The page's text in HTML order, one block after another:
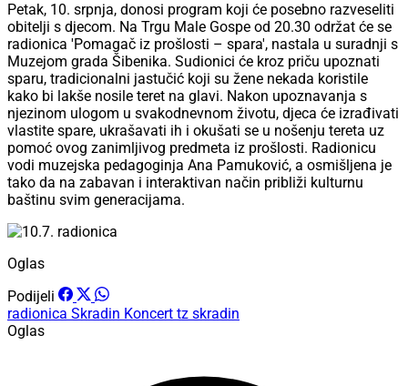
Petak, 10. srpnja, donosi program koji će posebno razveseliti
obitelji s djecom. Na Trgu Male Gospe od 20.30 održat će se
radionica 'Pomagač iz prošlosti – spara', nastala u suradnji s
Muzejom grada Šibenika. Sudionici će kroz priču upoznati
sparu, tradicionalni jastučić koji su žene nekada koristile
kako bi lakše nosile teret na glavi. Nakon upoznavanja s
njezinom ulogom u svakodnevnom životu, djeca će izrađivati
vlastite spare, ukrašavati ih i okušati se u nošenju tereta uz
pomoć ovog zanimljivog predmeta iz prošlosti. Radionicu
vodi muzejska pedagoginja Ana Pamuković, a osmišljena je
tako da na zabavan i interaktivan način približi kulturnu
baštinu svim generacijama.
Oglas
Podijeli
radionica Skradin Koncert tz skradin
Oglas